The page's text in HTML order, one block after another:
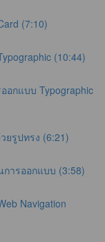
(7:10)
(10:44)
อกแบบ Typographic
ยรูปทรง (6:21)
การออกแบบ (3:58)
Navigation